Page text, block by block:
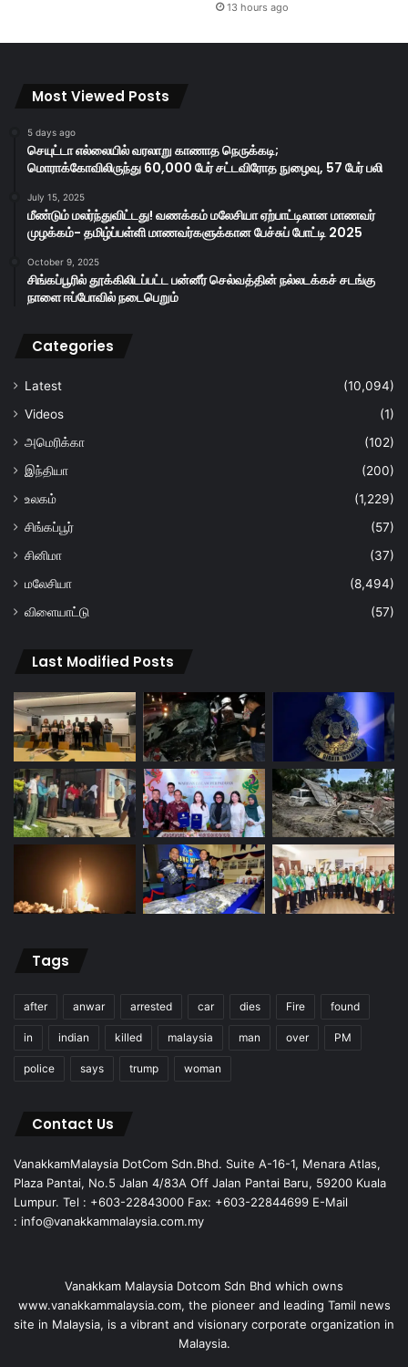
13 hours ago
Most Viewed Posts
5 days ago
செயுட்டா எல்லையில் வரலாறு காணாத நெருக்கடி;
மொராக்கோவிலிருந்து 60,000 பேர் சட்டவிரோத நுழைவு, 57 பேர் பலி
July 15, 2025
மீண்டும் மலர்ந்துவிட்டது! வணக்கம் மலேசியா ஏற்பாட்டிலான மாணவர்
முழக்கம்- தமிழ்ப்பள்ளி மாணவர்களுக்கான பேச்சுப் போட்டி 2025
October 9, 2025
சிங்கப்பூரில் தூக்கிலிடப்பட்ட பன்னீர் செல்வத்தின் நல்லடக்கச் சடங்கு
நாளை ஈப்போவில் நடைபெறும்
Categories
Latest
(10,094)
Videos
(1)
அமெரிக்கா
(102)
இந்தியா
(200)
உலகம்
(1,229)
சிங்கப்பூர்
(57)
சினிமா
(37)
மலேசியா
(8,494)
விளையாட்டு
(57)
Last Modified Posts
Tags
after anwar arrested car dies Fire found
in indian killed malaysia man over PM
police says trump woman
Contact Us
VanakkamMalaysia DotCom Sdn.Bhd. Suite A-16-1, Menara Atlas,
Plaza Pantai, No.5 Jalan 4/83A Off Jalan Pantai Baru, 59200 Kuala
Lumpur. Tel : +603-22843000 Fax: +603-22844699 E-Mail
: info@vanakkammalaysia.com.my
Vanakkam Malaysia Dotcom Sdn Bhd which owns
www.vanakkammalaysia.com, the pioneer and leading Tamil news
site in Malaysia, is a vibrant and visionary corporate organization in
Malaysia.